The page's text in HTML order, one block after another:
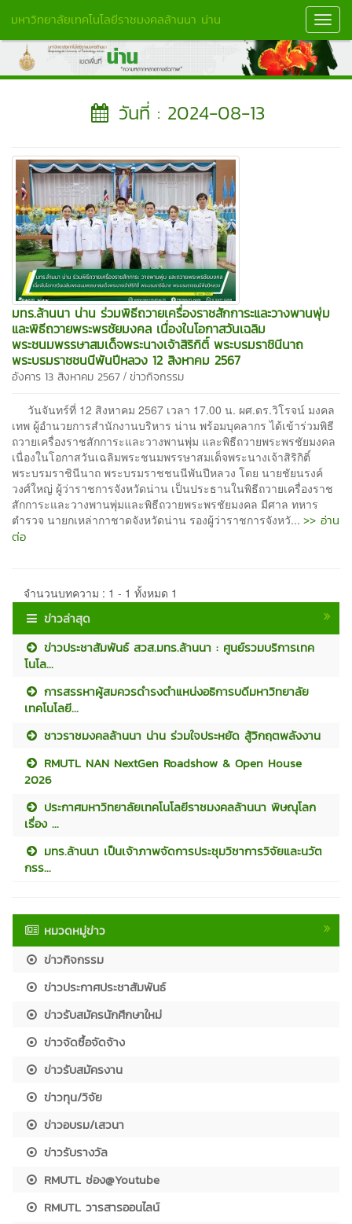
มหาวิทยาลัยเทคโนโลยีราชมงคลล้านนา น่าน
วันที่ : 2024-08-13
มทร.ล้านนา น่าน ร่วมพิธีถวายเครื่องราชสักการะและวางพานพุ่ม
และพิธีถวายพระพรชัยมงคล เนื่องในโอกาสวันเฉลิม
พระชนมพรรษาสมเด็จพระนางเจ้าสิริกิติ์ พระบรมราชินีนาถ
พระบรมราชชนนีพันปีหลวง 12 สิงหาคม 2567
อังคาร 13 สิงหาคม 2567 / ข่าวกิจกรรม
วันจันทร์ที่ 12 สิงหาคม 2567 เวลา 17.00 น. ผศ.ดร.วิโรจน์ มงคล
เทพ ผู้อำนวยการสำนักงานบริหาร น่าน พร้อมบุคลากร ได้เข้าร่วมพิธี
ถวายเครื่องราชสักการะและวางพานพุ่ม และพิธีถวายพระพรชัยมงคล
เนื่องในโอกาสวันเฉลิมพระชนมพรรษาสมเด็จพระนางเจ้าสิริกิติ์
พระบรมราชินีนาถ พระบรมราชชนนีพันปีหลวง โดย นายชัยนรงค์
วงศ์ใหญ่ ผู้ว่าราชการจังหวัดน่าน เป็นประธานในพิธีถวายเครื่องราช
สักการะและวางพานพุ่มและพิธีถวายพระพรชัยมงคล มีศาล ทหาร
ตำรวจ นายกเหล่ากาชาดจังหวัดน่าน รองผู้ว่าราชการจังหวั... >> อ่าน
ต่อ
จำนวนบทความ : 1 - 1 ทั้งหมด 1
ข่าวล่าสุด
ข่าวประชาสัมพันธ์ สวส.มทร.ล้านนา : ศูนย์รวมบริการเทค
โนโล...
การสรรหาผู้สมควรดำรงตำแหน่งอธิการบดีมหาวิทยาลัย
เทคโนโลยี...
ชาวราชมงคลล้านนา น่าน ร่วมใจประหยัด สู้วิกฤตพลังงาน
RMUTL NAN NextGen Roadshow & Open House
2026
ประกาศมหาวิทยาลัยเทคโนโลยีราชมงคลล้านนา พิษณุโลก
เรื่อง ...
มทร.ล้านนา เป็นเจ้าภาพจัดการประชุมวิชาการวิจัยและนวัต
กรร...
หมวดหมู่ข่าว
ข่าวกิจกรรม
ข่าวประกาศประชาสัมพันธ์
ข่าวรับสมัครนักศึกษาใหม่
ข่าวจัดซื้อจัดจ้าง
ข่าวรับสมัครงาน
ข่าวทุน/วิจัย
ข่าวอบรม/เสวนา
ข่าวรับรางวัล
RMUTL ช่อง@Youtube
RMUTL วารสารออนไลน์